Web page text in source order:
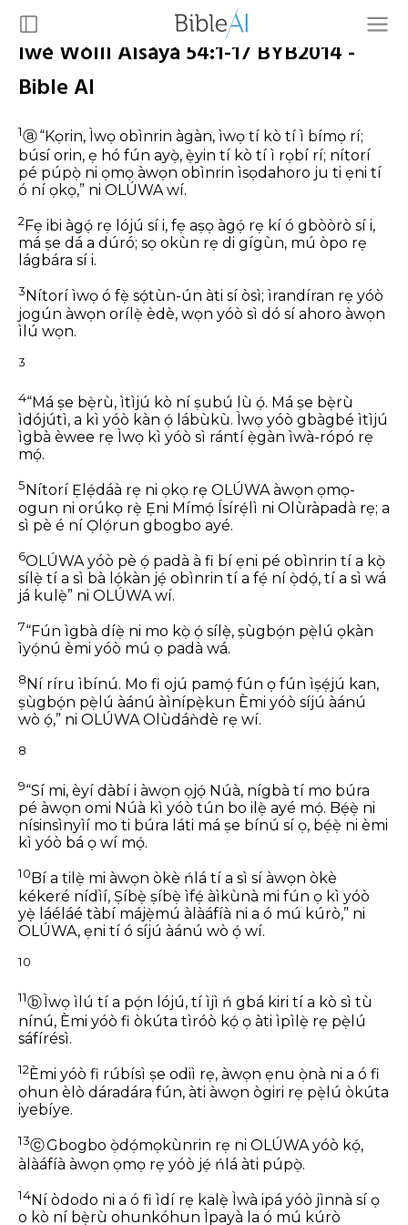
Ìwé Wòlíì Àìsáyà 54:1-17 BYB2014 -
Bible AI
1ⓐ“Kọrin, Ìwọ obìnrin àgàn, ìwọ tí kò tí ì bímọ rí;
búsí orin, ẹ hó fún ayọ̀, ẹ̀yin tí kò tí ì rọbí rí; nítorí
pé púpọ̀ ni ọmọ àwọn obìnrin ìsọdahoro ju ti ẹni tí
ó ní ọkọ,” ni OLÚWA wí.
2 Fẹ ibi àgọ́ rẹ lójú sí i, fẹ aṣọ àgọ́ rẹ kí ó gbòòrò sí i,
má ṣe dá a dúró; sọ okùn rẹ di gígùn, mú òpo rẹ
lágbára sí i.
3 Nítorí ìwọ ó fẹ̀ sọ́tùn-ún àti sí òsì; ìrandíran rẹ yóò
jogún àwọn orílẹ̀ èdè, wọn yóò sì dó sí ahoro àwọn
ìlú wọn.
3
4“Má ṣe bẹ̀rù, ìtìjú kò ní ṣubú lù ọ́. Má ṣe bẹ̀rù
ìdójútì, a kì yóò kàn ọ́ lábùkù. Ìwọ yóò gbàgbé ìtìjú
ìgbà èwee rẹ Ìwọ kì yóò sì rántí ẹ̀gàn ìwà-rópó rẹ
mọ́.
5 Nítorí Ẹlẹ́dáà rẹ ni ọkọ rẹ OLÚWA àwọn ọmọ-
ogun ni orúkọ rẹ̀ Ẹni Mímọ́ Ísírẹ́lì ni Olùràpadà rẹ; a
sì pè é ní Ọlọ́run gbogbo ayé.
6OLÚWA yóò pè ọ́ padà à fi bí ẹni pé obìnrin tí a kọ̀
sílẹ̀ tí a sì bà lọ́kàn jẹ́ obìnrin tí a fẹ́ ní ọ̀dọ́, tí a sì wá
já kulẹ̀” ni OLÚWA wí.
7“Fún ìgbà díẹ̀ ni mo kọ̀ ọ́ sílẹ̀, ṣùgbọ́n pẹ̀lú ọkàn
ìyọ́nú èmi yóò mú ọ padà wá.
8 Ní ríru ìbínú. Mo fi ojú pamọ́ fún ọ fún ìṣẹ́jú kan,
ṣùgbọ́n pẹ̀lú àánú àìnípẹ̀kun Èmi yóò síjú àánú
wò ọ́,” ni OLÚWA Olùdáǹdè rẹ wí.
8
9“Sí mi, èyí dàbí i àwọn ọjọ́ Núà, nígbà tí mo búra
pé àwọn omi Núà kì yóò tún bo ilẹ̀ ayé mọ́. Bẹ́ẹ̀ ni
nísinsìnyìí mo ti búra láti má ṣe bínú sí ọ, bẹ́ẹ̀ ni èmi
kì yóò bá ọ wí mọ́.
10 Bí a tilẹ̀ mi àwọn òkè ńlá tí a sì sí àwọn òkè
kékeré nídìí, Ṣíbẹ̀ ṣíbẹ̀ ìfẹ́ àìkùnà mi fún ọ kì yóò
yẹ̀ láéláé tàbí májẹ̀mú àlàáfíà ni a ó mú kúrò,” ni
OLÚWA, ẹni tí ó síjú àánú wò ọ́ wí.
10
11ⓑ Ìwọ ìlú tí a pọ́n lójú, tí ìjì ń gbá kiri tí a kò sì tù
nínú, Èmi yóò fi òkúta tìróò kọ́ ọ àti ìpìlẹ̀ rẹ pẹ̀lú
sáfírésì.
12Èmi yóò fi rúbísì ṣe odiì rẹ, àwọn ẹnu ọ̀nà ni a ó fi
ohun èlò dáradára fún, àti àwọn ògiri rẹ pẹ̀lú òkúta
iyebíye.
13ⓒGbogbo ọ̀dọ́mọkùnrin rẹ ni OLÚWA yóò kọ́,
àlàáfíà àwọn ọmọ rẹ yóò jẹ́ ńlá àti púpọ̀.
14Ní òdodo ni a ó fi ìdí rẹ kalẹ̀ Ìwà ipá yóò jìnnà sí ọ
o kò ní bẹ̀rù ohunkóhun Ìpayà la ó mú kúrò